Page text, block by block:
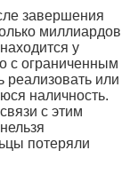
завершения
миллиардов
у
с ограниченным
реализовать или
наличность.
с этим
потеряли